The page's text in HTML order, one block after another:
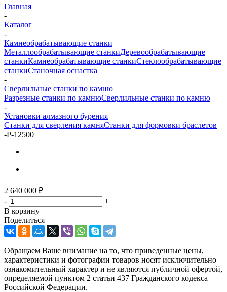
Главная
-
Каталог
-
Камнеобрабатывающие станки
Металлообрабатывающие станкиДеревообрабатывающие
станкиКамнеобрабатывающие станкиСтеклообрабатывающие
станкиСтаночная оснастка
-
Сверлильные станки по камню
Разрезные станки по камнюСверлильные станки по камню
-
Установки алмазного бурения
Станки для сверления камняСтанки для формовки браслетов
-P-12500
2 640 000 ₽
-
+
В корзину
Поделиться
Обращаем Ваше внимание на то, что приведенные цены,
характеристики и фотографии товаров носят исключительно
ознакомительный характер и не являются публичной офертой,
определяемой пунктом 2 статьи 437 Гражданского кодекса
Российской Федерации.